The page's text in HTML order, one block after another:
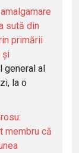
sută din
primării
și
general al
la o
membru că